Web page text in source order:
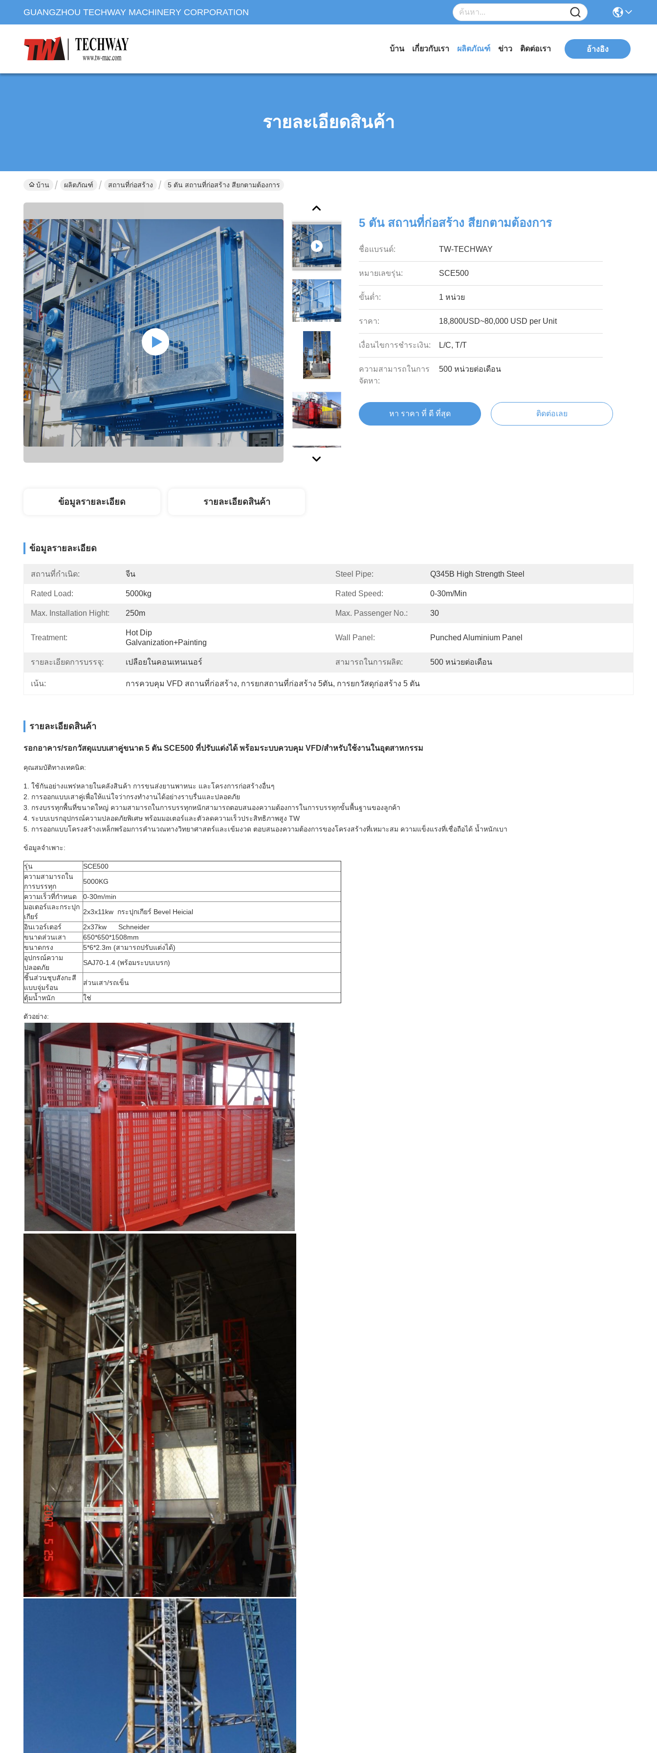
GUANGZHOU TECHWAY MACHINERY CORPORATION
บ้าน เกี่ยวกับเรา ผลิตภัณฑ์ ข่าว ติดต่อเรา อ้างอิง
รายละเอียดสินค้า
บ้าน ผลิตภัณฑ์ สถานที่ก่อสร้าง 5 ตัน สถานที่ก่อสร้าง สียกตามต้องการ
5 ตัน สถานที่ก่อสร้าง สียกตามต้องการ
ชื่อแบรนด์: TW-TECHWAY
หมายเลขรุ่น: SCE500
ขั้นต่ำ: 1 หน่วย
ราคา: 18,800USD~80,000 USD per Unit
เงื่อนไขการชำระเงิน: L/C, T/T
ความสามารถในการ
จัดหา:
500 หน่วยต่อเดือน
หา ราคา ที่ ดี ที่สุด ติดต่อเลย
ข้อมูลรายละเอียด รายละเอียดสินค้า
ข้อมูลรายละเอียด
สถานที่กำเนิด: จีน Steel Pipe: Q345B High Strength Steel
Rated Load: 5000kg Rated Speed: 0-30m/min
Max. Installation Hight: 250m Max. Passenger No.: 30
Treatment:
Hot Dip
Galvanization+Painting
Wall Panel: Punched Aluminium Panel
รายละเอียดการบรรจุ: เปลือยในคอนเทนเนอร์ สามารถในการผลิต: 500 หน่วยต่อเดือน
เน้น: การควบคุม VFD สถานที่ก่อสร้าง, การยกสถานที่ก่อสร้าง 5ตัน, การยกวัสดุก่อสร้าง 5 ตัน
รายละเอียดสินค้า
รอกอาคาร/รอกวัสดุแบบเสาคู่ขนาด 5 ตัน SCE500 ที่ปรับแต่งได้ พร้อมระบบควบคุม VFD/สำหรับใช้งานในอุตสาหกรรม
คุณสมบัติทางเทคนิค:
1. ใช้กันอย่างแพร่หลายในคลังสินค้า การขนส่งยานพาหนะ และโครงการก่อสร้างอื่นๆ
2. การออกแบบเสาคู่เพื่อให้แน่ใจว่ากรงทำงานได้อย่างราบรื่นและปลอดภัย
3. กรงบรรทุกพื้นที่ขนาดใหญ่ ความสามารถในการบรรทุกหนักสามารถตอบสนองความต้องการในการบรรทุกขั้นพื้นฐานของลูกค้า
4. ระบบเบรกอุปกรณ์ความปลอดภัยพิเศษ พร้อมมอเตอร์และตัวลดความเร็วประสิทธิภาพสูง TW
5. การออกแบบโครงสร้างเหล็กพร้อมการคำนวณทางวิทยาศาสตร์และเข้มงวด ตอบสนองความต้องการของโครงสร้างที่เหมาะสม ความแข็งแรงที่เชื่อถือได้ น้ำหนักเบา
ข้อมูลจำเพาะ:
รุ่น
SCE500
ความสามารถใน
การบรรทุก
5000KG
ความเร็วที่กำหนด
0-30m/min
มอเตอร์และกระปุก
เกียร์
2x3x11kw กระปุกเกียร์ Bevel Heicial
อินเวอร์เตอร์
2x37kw Schneider
ขนาดส่วนเสา
650*650*1508mm
ขนาดกรง
5*6*2.3m (สามารถปรับแต่งได้)
อุปกรณ์ความ
ปลอดภัย
SAJ70-1.4 (พร้อมระบบเบรก)
ชิ้นส่วนชุบสังกะสี
แบบจุ่มร้อน
ส่วนเสา/รถเข็น
ตุ้มน้ำหนัก
ใช่
ตัวอย่าง: